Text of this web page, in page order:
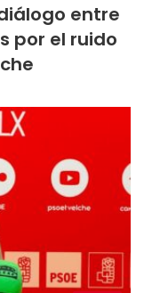
entre
por el ruido